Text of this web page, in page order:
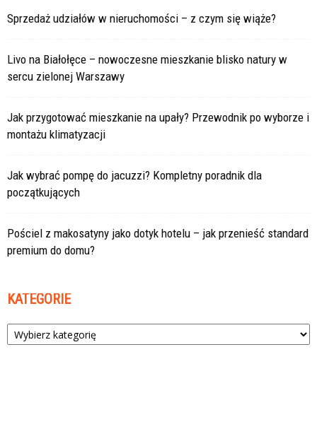
Sprzedaż udziałów w nieruchomości – z czym się wiąże?
Livo na Białołęce – nowoczesne mieszkanie blisko natury w
sercu zielonej Warszawy
Jak przygotować mieszkanie na upały? Przewodnik po wyborze i
montażu klimatyzacji
Jak wybrać pompę do jacuzzi? Kompletny poradnik dla
początkujących
Pościel z makosatyny jako dotyk hotelu – jak przenieść standard
premium do domu?
KATEGORIE
Kategorie